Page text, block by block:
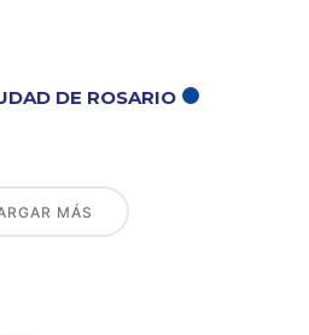
DE ROSARIO
MÁS